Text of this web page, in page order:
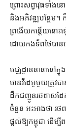
ព្រោះ​សព្វាវុធ​ទាំង
និង​អភិវឌ្ឍ​បន្ថែម។
ព្រងើយកន្តើយ​នោះ​
ដោយ​កងទ័ព​ថៃ​បាន​ត្
មជ្ឈដ្ឋាន​នានា​នៅក្
មាន​វីដេអូ​មួយ​ត្រូវ​ប
ដឹក​ជញ្ជូន​រថពាសដ
ចំនួន អះអាង​ថា រថ
ផ្តល់​ឱ្យ​កម្ពុជា ដើម្បី​